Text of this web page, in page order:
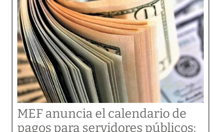
MEF anuncia el calendario de
pagos para servidores públicos: